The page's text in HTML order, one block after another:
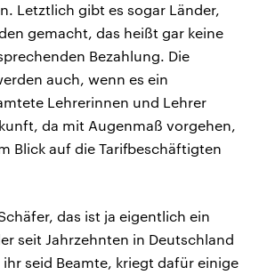
Letztlich gibt es sogar Länder,
gemacht, das heißt gar keine
Bezahlung. Die
auch, wenn es ein
Lehrerinnen und Lehrer
da mit Augenmaß vorgehen,
Blick auf die Tarifbeschäftigten
das ist ja eigentlich ein
seit Jahrzehnten in Deutschland
seid Beamte, kriegt dafür einige